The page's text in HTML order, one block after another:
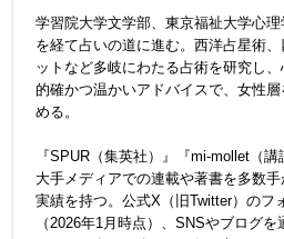
学習院大学文学部、東京福祉大学心
を経て占いの道に進む。西洋占星術
ットなど多岐にわたる占術を研究し
的確かつ温かいアドバイスで、女性
める。
『SPUR（集英社）』『mi-mollet（講
大手メディアでの連載や著書を多数
実績を持つ。公式X（旧Twitter）のフ
（2026年1月時点）、SNSやブログ